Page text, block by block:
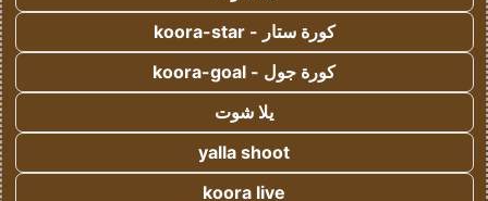
كورة ستار - koora-star
كورة جول - koora-goal
يلا شوت
yalla shoot
koora live